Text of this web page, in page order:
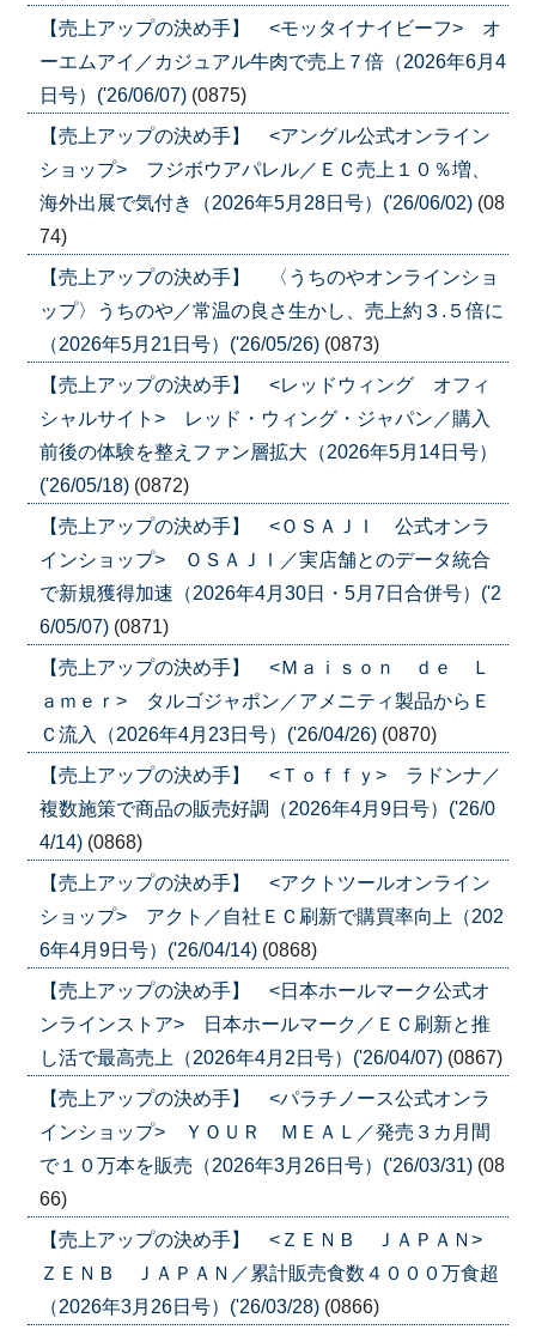
【売上アップの決め手】 <モッタイナイビーフ> オ
ーエムアイ／カジュアル牛肉で売上７倍（2026年6月4
日号）('26/06/07) (0875)
【売上アップの決め手】 <アングル公式オンライン
ショップ> フジボウアパレル／ＥＣ売上１０％増、
海外出展で気付き（2026年5月28日号）('26/06/02) (08
74)
【売上アップの決め手】 〈うちのやオンラインショ
ップ〉うちのや／常温の良さ生かし、売上約３.５倍に
（2026年5月21日号）('26/05/26) (0873)
【売上アップの決め手】 <レッドウィング オフィ
シャルサイト> レッド・ウィング・ジャパン／購入
前後の体験を整えファン層拡大（2026年5月14日号）
('26/05/18) (0872)
【売上アップの決め手】 <ＯＳＡＪＩ 公式オンラ
インショップ> ＯＳＡＪＩ／実店舗とのデータ統合
で新規獲得加速（2026年4月30日・5月7日合併号）('2
6/05/07) (0871)
【売上アップの決め手】 <Ｍａｉｓｏｎ ｄｅ Ｌ
ａｍｅｒ> タルゴジャポン／アメニティ製品からＥ
Ｃ流入（2026年4月23日号）('26/04/26) (0870)
【売上アップの決め手】 <Ｔｏｆｆｙ> ラドンナ／
複数施策で商品の販売好調（2026年4月9日号）('26/0
4/14) (0868)
【売上アップの決め手】 <アクトツールオンライン
ショップ> アクト／自社ＥＣ刷新で購買率向上（202
6年4月9日号）('26/04/14) (0868)
【売上アップの決め手】 <日本ホールマーク公式オ
ンラインストア> 日本ホールマーク／ＥＣ刷新と推
し活で最高売上（2026年4月2日号）('26/04/07) (0867)
【売上アップの決め手】 <パラチノース公式オンラ
インショップ> ＹＯＵＲ ＭＥＡＬ／発売３カ月間
で１０万本を販売（2026年3月26日号）('26/03/31) (08
66)
【売上アップの決め手】 <ＺＥＮＢ ＪＡＰＡＮ>
ＺＥＮＢ ＪＡＰＡＮ／累計販売食数４０００万食超
（2026年3月26日号）('26/03/28) (0866)